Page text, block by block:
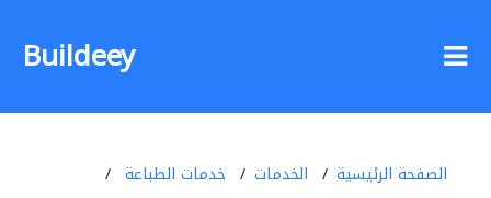
Buildeey
الصفحة الرئيسية الخدمات
خدمات الطباعة